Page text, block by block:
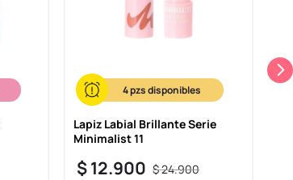
4
Lapiz Labial Brillante Serie
Minimalist 11
$24.900
$12.900